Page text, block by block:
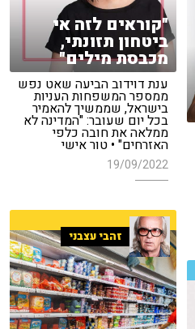
"קוראים לזה אי
ביטחון תזונתי,
מכבסת מילים"
ענת דוידוב הביעה שאט נפש
ממספר המשפחות העניות
בישראל, שממשיך להאמיר
בכל יום שעובר: "המדינה לא
ממלאה את חובה כלפי
האזרחים" • טור אישי
19/09/2022
זהבי עצבני